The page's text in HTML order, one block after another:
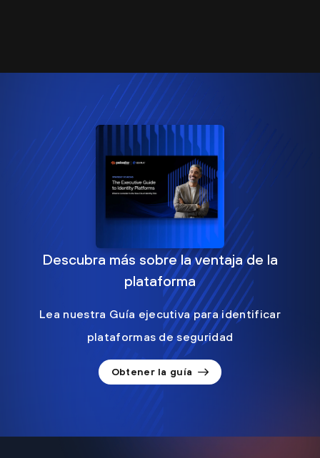
Descubra más sobre la ventaja de la
plataforma
Lea nuestra Guía ejecutiva para identificar
plataformas de seguridad
Obtener la guía